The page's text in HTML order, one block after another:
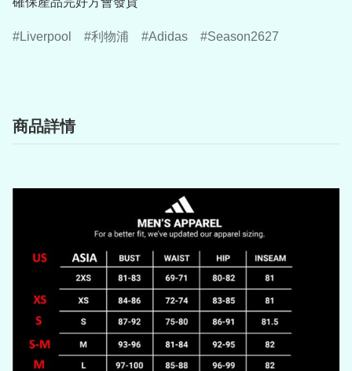
Liverpool 利物浦 Adidas Season2627
商品詳情